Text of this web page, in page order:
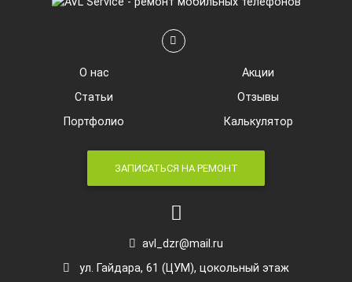
О нас
Акции
Статьи
Отзывы
Портфолио
Калькулятор
ЗАПИСАТЬСЯ НА РЕМОНТ
avl_dzr@mail.ru
ул. Гайдара, 61 (ЦУМ), цокольный этаж